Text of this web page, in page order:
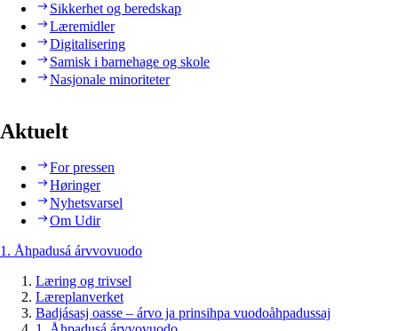
Sikkerhet og beredskap
Læremidler
Digitalisering
Samisk i barnehage og skole
Nasjonale minoriteter
Aktuelt
For pressen
Høringer
Nyhetsvarsel
Om Udir
1. Åhpadusá árvvovuodo
Læring og trivsel
Læreplanverket
Badjásasj oasse – árvo ja prinsihpa vuodoåhpadussaj